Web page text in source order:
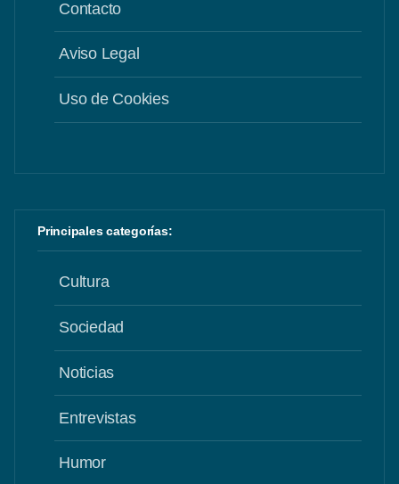
Contacto
Aviso Legal
Uso de Cookies
Principales categorías:
Cultura
Sociedad
Noticias
Entrevistas
Humor